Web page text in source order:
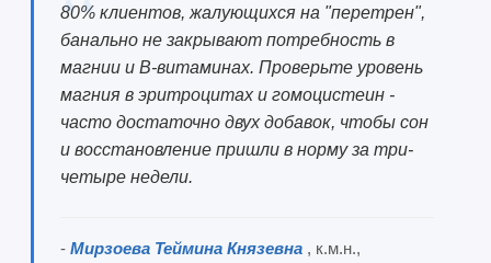
80% клиентов, жалующихся на "перетрен",
банально не закрывают потребность в
магнии и B-витаминах. Проверьте уровень
магния в эритроцитах и гомоцистеин -
часто достаточно двух добавок, чтобы сон
и восстановление пришли в норму за три-
четыре недели.
- Мирзоева Теймина Князевна , к.м.н.,